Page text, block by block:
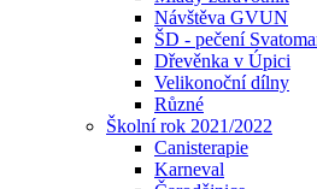
Návštěva GVUN
ŠD - pečení
Dřevěnka v Úpici
Velikonoční dílny
Různé
Školní rok 2021/2022
Canisterapie
Karneval